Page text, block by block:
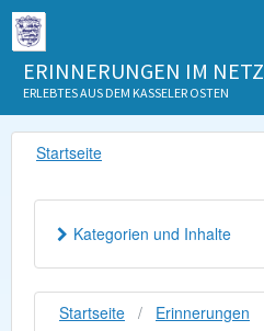
ERINNERUNGEN IM NETZ
ERLEBTES AUS DEM KASSELER OSTEN
Startseite
Startseite Erinnerungen
Kategorien und Inhalte